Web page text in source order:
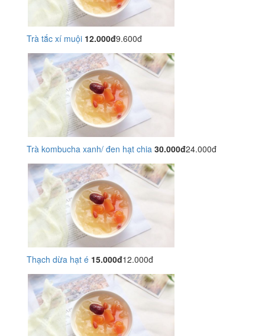
Trà tắc xí muội 12.000đ9.600đ
Trà kombucha xanh/ đen hạt chia 30.000đ24.000đ
Thạch dừa hạt é 15.000đ12.000đ